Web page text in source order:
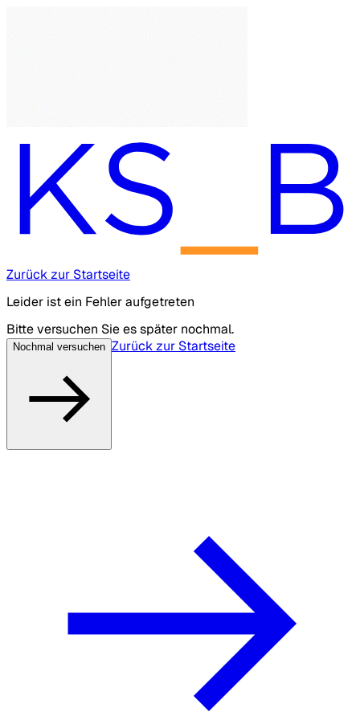
Zurück zur Startseite
Leider ist ein Fehler aufgetreten
Bitte versuchen Sie es später nochmal.
Nochmal versuchen Zurück zur Startseite